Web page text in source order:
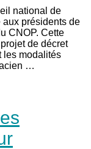
national de
aux présidents de
CNOP. Cette
de décret
les modalités
…